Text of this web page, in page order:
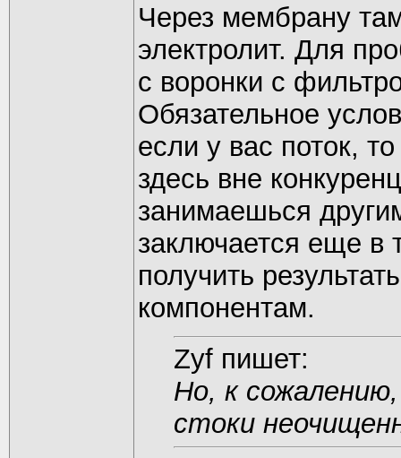
Через мембрану
электролит. Для
с воронки с
Обязательное
если у вас поток,
здесь вне
занимаешься
заключается еще в
получить
компонентам.
Zyf пишет:
Но, к
стоки